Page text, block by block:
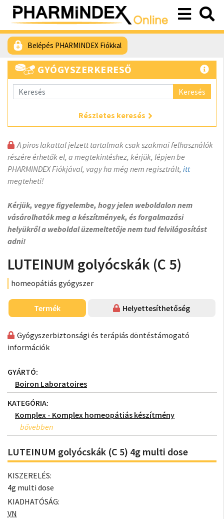
Belépés PHARMINDEX Fiókkal
GYÓGYSZERKERESŐ
Keresés
Részletes keresés
A piros lakattal jelzett tartalmak csak szakmai felhasználók
részére érhetők el, a megtekintéshez, kérjük, lépjen be
PHARMINDEX Fiókjával, vagy ha még nem regisztrált, itt
megteheti!
Kérjük, vegye figyelembe, hogy jelen weboldalon nem
vásárolhatók meg a készítmények, és forgalmazási
helyükről a weboldal üzemeltetője nem tud felvilágosítást
adni!
LUTEINUM golyócskák (C 5)
homeopátiás gyógyszer
Termék Helyettesíthetőség
Gyógyszerbiztonsági és terápiás döntéstámogató
információk
GYÁRTÓ:
Boiron Laboratoires
KATEGÓRIA:
Komplex - Komplex homeopátiás készítmény
LUTEINUM golyócskák (C 5) 4g multi dose
KISZERELÉS:
4g multi dose
KIADHATÓSÁG:
VN